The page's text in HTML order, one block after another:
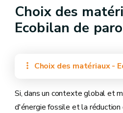
Choix des
Ecobilan de
Choix des matériaux -
Si, dans un contexte global et
d'énergie fossile et la réduction